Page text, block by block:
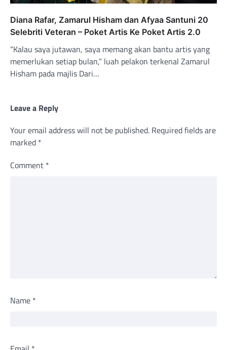
Diana Rafar, Zamarul Hisham dan Afyaa Santuni 20
Selebriti Veteran – Poket Artis Ke Poket Artis 2.0
“Kalau saya jutawan, saya memang akan bantu artis yang
memerlukan setiap bulan,” luah pelakon terkenal Zamarul
Hisham pada majlis Dari…
Leave a Reply
Your email address will not be published. Required fields are
marked *
Comment *
Name *